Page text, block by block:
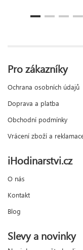
Pro zákazníky
Ochrana osobních údajů
Doprava a platba
Obchodní podmínky
Vrácení zboží a
iHodinarstvi.cz
O nás
Kontakt
Blog
Slevy a novinky